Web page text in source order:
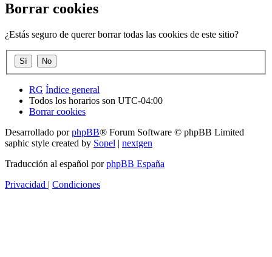
Borrar cookies
¿Estás seguro de querer borrar todas las cookies de este sitio?
RG Índice general
Todos los horarios son UTC-04:00
Borrar cookies
Desarrollado porphpBB® Forum Software © phpBB Limited
saphic style created by Sopel | nextgen
Traducción al español porphpBB España
Privacidad | Condiciones